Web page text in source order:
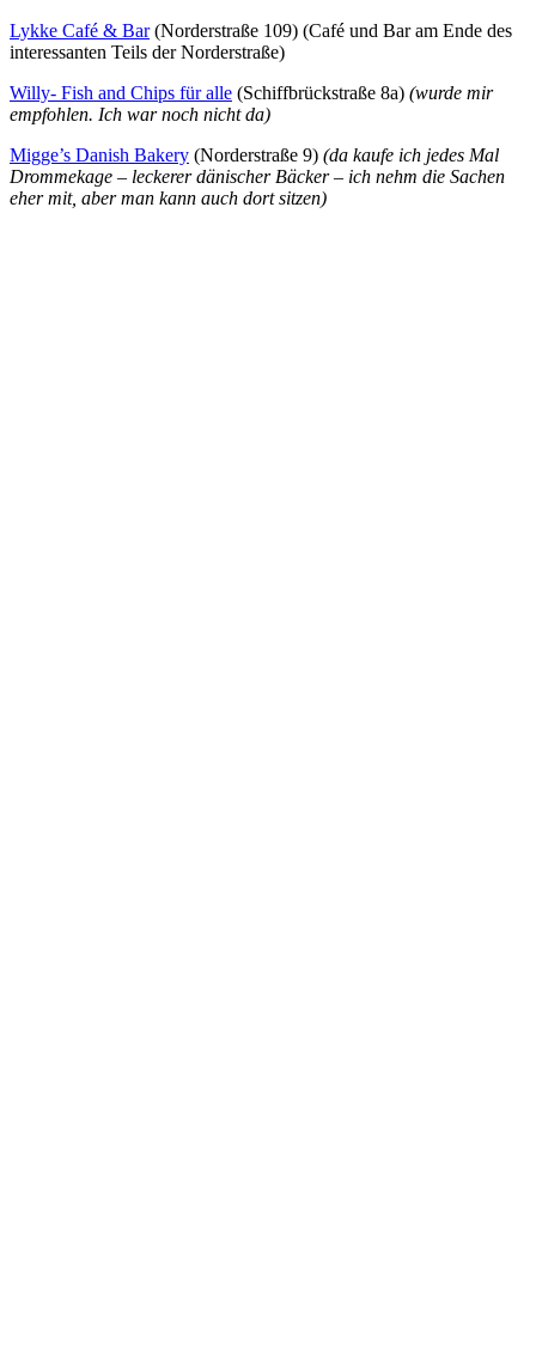
Lykke Café & Bar(Norderstraße 109) (Café und Bar am Ende des
interessanten Teils der Norderstraße)
Willy- Fish and Chips für alle (Schiffbrückstraße 8a) (wurde mir
empfohlen. Ich war noch nicht da)
Migge’s Danish Bakery (Norderstraße 9) (da kaufe ich jedes Mal
Drommekage – leckerer dänischer Bäcker – ich nehm die Sachen
eher mit, aber man kann auch dort sitzen)